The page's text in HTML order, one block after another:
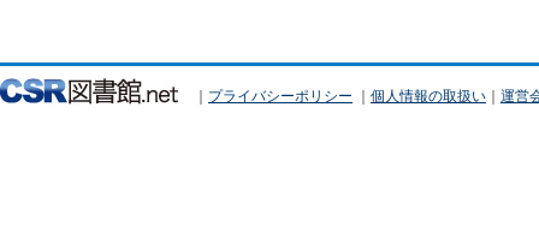
｜ プライバシーポリシー ｜ 個人情報の取扱い ｜ 運営